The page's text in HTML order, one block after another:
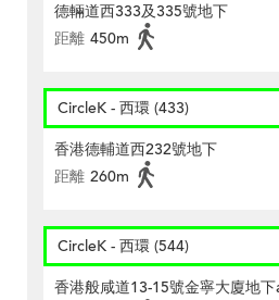
德輛道西333及335號地下
距離 450m
CircleK - 西環 (433)
香港德輔道西232號地下
距離 260m
CircleK - 西環 (544)
香港般咸道13-15號金寧大廈地